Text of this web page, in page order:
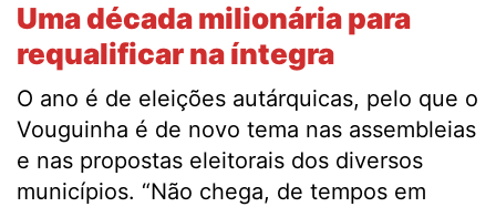
Uma década milionária para
requalificar na íntegra
O ano é de eleições autárquicas, pelo que o
Vouguinha é de novo tema nas assembleias
e nas propostas eleitorais dos diversos
municípios. “Não chega, de tempos em